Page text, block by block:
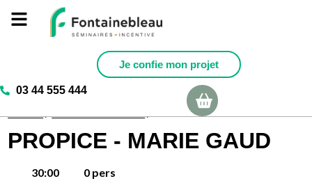
Je confie mon projet
03 44 555 444
ProPICE – Marie Gaud
PROPICE - MARIE GAUD
30:00 0 pers